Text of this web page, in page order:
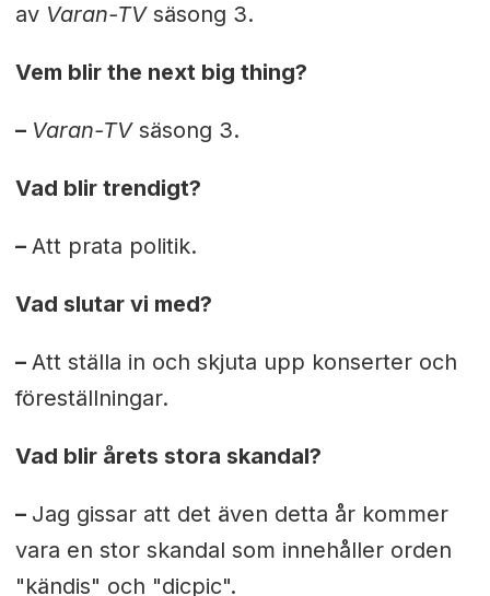
av Varan-TVsäsong 3.
Vem blir the next big thing?
– Varan-TVsäsong 3.
Vad blir trendigt?
– Att prata politik.
Vad slutar vi med?
– Att ställa in och skjuta upp konserter och
föreställningar.
Vad blir årets stora skandal?
– Jag gissar att det även detta år kommer
vara en stor skandal som innehåller orden
"kändis" och "dicpic".